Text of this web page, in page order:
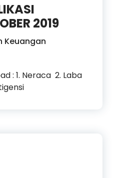
2019
Keuangan
: 1. Neraca 2. Laba